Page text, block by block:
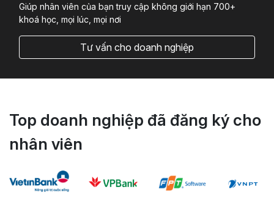
Giúp nhân viên của bạn truy cập không giới hạn 700+
khoá học, mọi lúc, mọi nơi
Tư vấn cho doanh nghiệp
Top doanh nghiệp đã đăng ký cho
nhân viên